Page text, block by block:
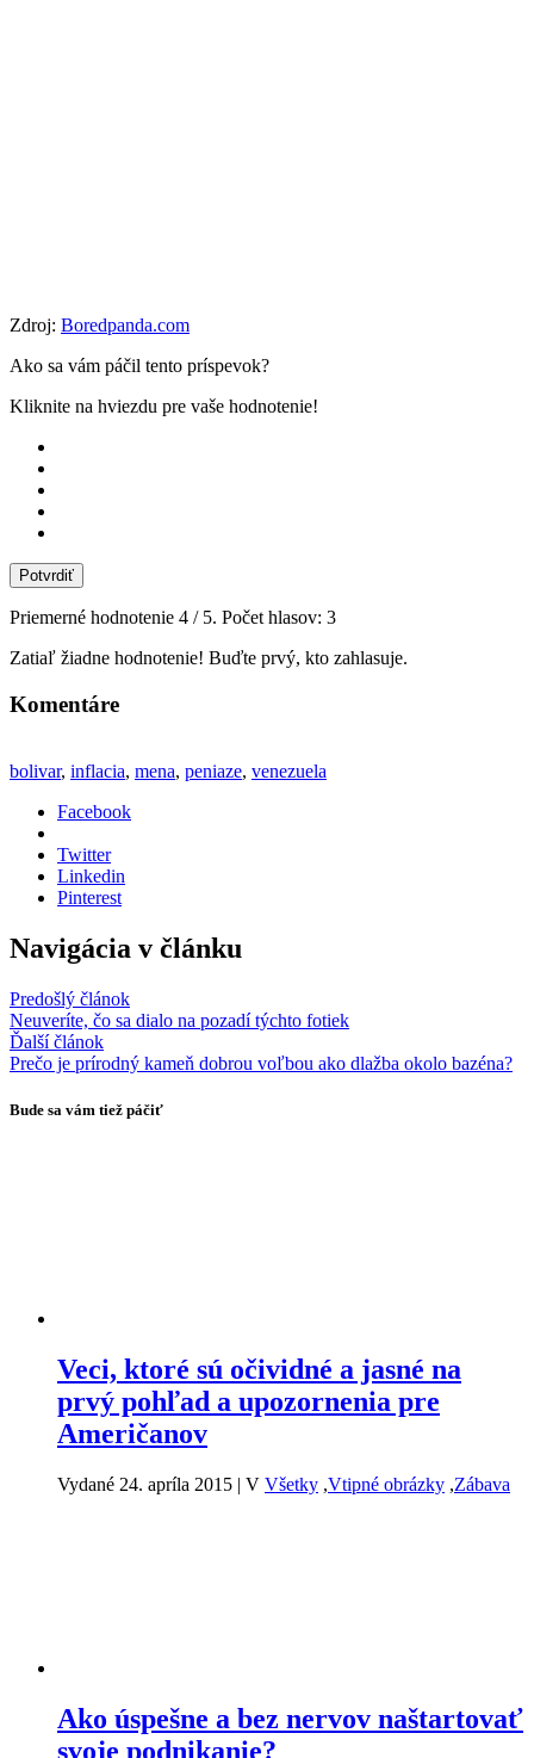
Zdroj: Boredpanda.com
Ako sa vám páčil tento príspevok?
Kliknite na hviezdu pre vaše hodnotenie!
Potvrdiť
Priemerné hodnotenie 4 / 5. Počet hlasov: 3
Zatiaľ žiadne hodnotenie! Buďte prvý, kto zahlasuje.
Komentáre
bolivar, inflacia, mena, peniaze, venezuela
Facebook
Twitter
Linkedin
Pinterest
Navigácia v článku
Predošlý článok
Neuveríte, čo sa dialo na pozadí týchto fotiek
Ďalší článok
Prečo je prírodný kameň dobrou voľbou ako dlažba okolo bazéna?
Bude sa vám tiež páčiť
Veci, ktoré sú očividné a jasné na
prvý pohľad a upozornenia pre
Američanov
Vydané 24. apríla 2015 | V Všetky ,Vtipné obrázky ,Zábava
Ako úspešne a bez nervov naštartovať
svoje podnikanie?